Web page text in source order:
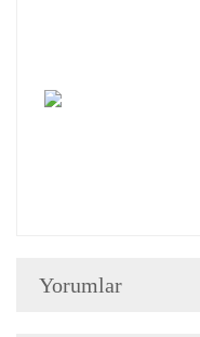
Yorumlar